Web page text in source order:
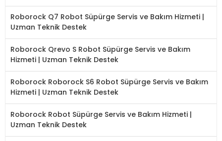
Roborock Q7 Robot Süpürge Servis ve Bakım Hizmeti |
Uzman Teknik Destek
Roborock Qrevo S Robot Süpürge Servis ve Bakım
Hizmeti | Uzman Teknik Destek
Roborock Roborock S6 Robot Süpürge Servis ve Bakım
Hizmeti | Uzman Teknik Destek
Roborock Robot Süpürge Servis ve Bakım Hizmeti |
Uzman Teknik Destek